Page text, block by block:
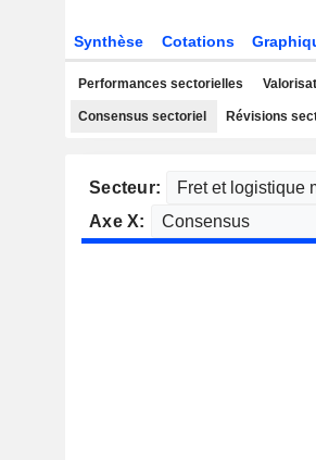
Synthèse Cotations
Performances sectorielles
Consensus sectoriel Révisions
Secteur:
Axe X: